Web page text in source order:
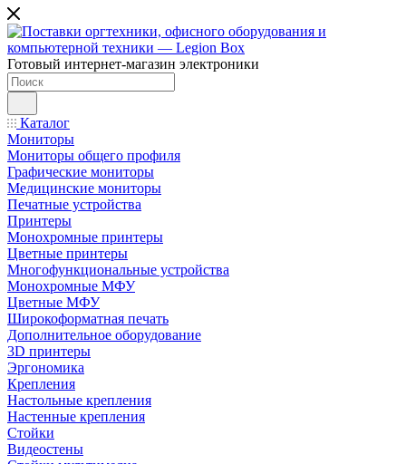
Готовый интернет-магазин электроники
Каталог
Мониторы
Мониторы общего профиля
Графические мониторы
Медицинские мониторы
Печатные устройства
Принтеры
Моноxромныe принтеры
Цвeтныe принтеры
Многофункциональные устройства
Монохромные МФУ
Цветные МФУ
Широкоформатная печать
Дополнительное оборудование
3D принтеры
Эргономика
Крепления
Настольные крепления
Настенные крепления
Стойки
Видеостены